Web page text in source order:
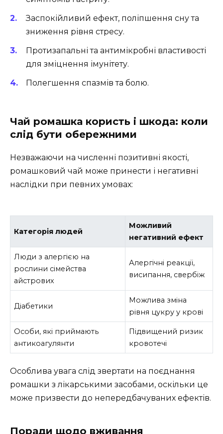
Заспокійливий ефект, поліпшення сну та
зниження рівня стресу.
Протизапальні та антимікробні властивості
для зміцнення імунітету.
Полегшення спазмів та болю.
Чай ромашка користь і шкода: коли
слід бути обережними
Незважаючи на численні позитивні якості,
ромашковий чай може принести і негативні
наслідки при певних умовах:
Категорія людей
Можливий
негативний ефект
Люди з алергією на
рослини сімейства
айстрових
Алергічні реакції,
висипання, свербіж
Діабетики
Можлива зміна
рівня цукру у крові
Особи, які приймають
антикоагулянти
Підвищений ризик
кровотечі
Особлива увага слід звертати на поєднання
ромашки з лікарськими засобами, оскільки це
може призвести до непередбачуваних ефектів.
Поради щодо вживання